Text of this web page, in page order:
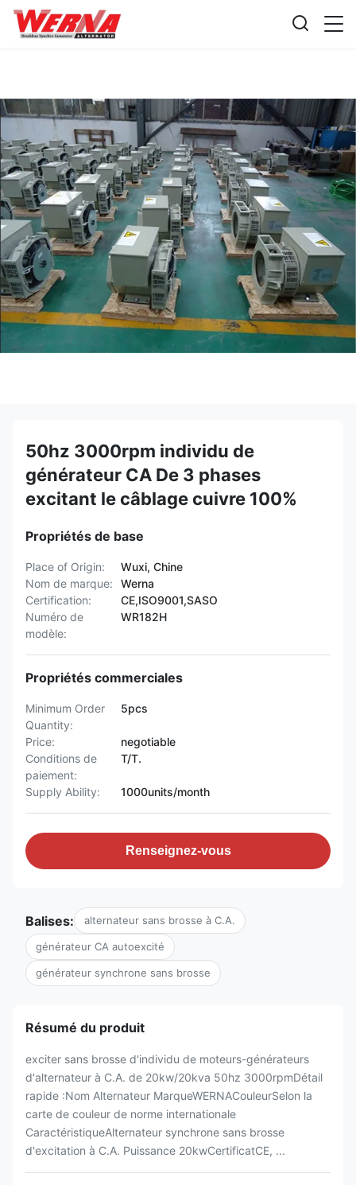
50hz 3000rpm individu de
générateur CA De 3 phases
excitant le câblage cuivre 100%
Propriétés de base
Place of Origin:
Wuxi, Chine
Nom de marque:
Werna
Certification:
CE,ISO9001,SASO
Numéro de
modèle:
WR182H
Propriétés commerciales
Minimum Order
Quantity:
5pcs
Price:
negotiable
Conditions de
paiement:
T/T.
Supply Ability: 1000units/month
Renseignez-vous
Balises: alternateur sans brosse à C.A.
générateur CA autoexcité
générateur synchrone sans brosse
Résumé du produit
exciter sans brosse d'individu de moteurs-générateurs
d'alternateur à C.A. de 20kw/20kva 50hz 3000rpmDétail
rapide :Nom Alternateur MarqueWERNACouleurSelon la
carte de couleur de norme internationale
CaractéristiqueAlternateur synchrone sans brosse
d'excitation à C.A. Puissance 20kwCertificatCE, ...